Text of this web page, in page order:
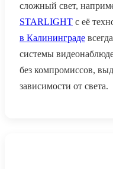
сложный свет,
STARLIGHT с её
в Калининграде
системы
без компромиссов,
зависимости от света.